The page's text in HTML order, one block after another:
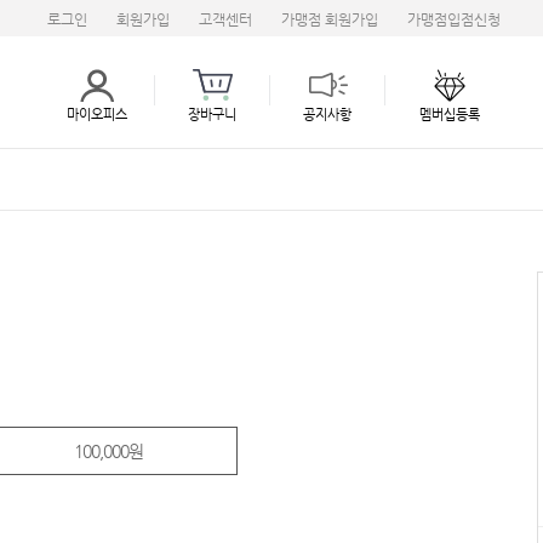
로그인 회원가입 고객센터 가맹점 회원가입 가맹점입점신청
마이오피스 장바구니 공지사항 멤버십등록
100,000원